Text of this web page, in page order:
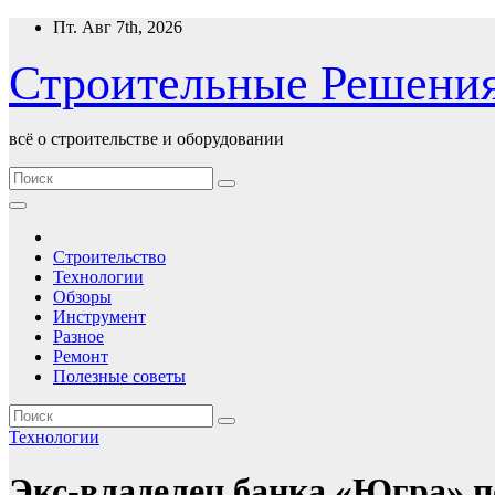
Перейти
содержимому
Пт. Авг 7th, 2026
Строительные
всё о строительстве и оборудовании
Строительство
Технологии
Обзоры
Инструмент
Разное
Ремонт
Полезные советы
Технологии